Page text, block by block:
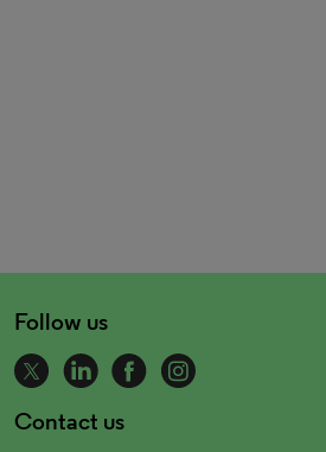
Follow us
Contact us